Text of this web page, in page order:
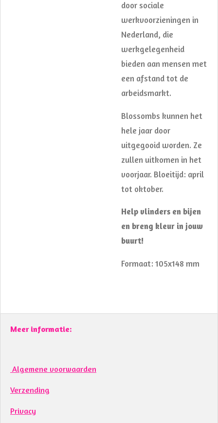
door sociale
werkvoorzieningen in
Nederland, die
werkgelegenheid
bieden aan mensen met
een afstand tot de
arbeidsmarkt.
Blossombs kunnen het
hele jaar door
uitgegooid worden. Ze
zullen uitkomen in het
voorjaar. Bloeitijd: april
tot oktober.
Help vlinders en bijen
en breng kleur in jouw
buurt!
Formaat: 105x148 mm
Meer informatie:
Algemene voorwaarden
Verzending
Privacy